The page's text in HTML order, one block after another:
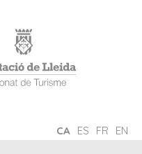
CA ES FR EN